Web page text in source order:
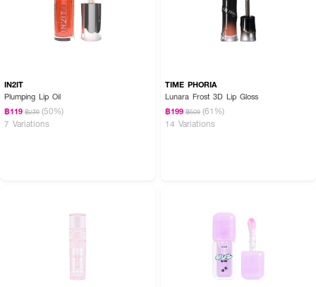
IN2IT
Plumping Lip Oil
฿119 ฿239 (50%)
7 Variations
TIME PHORIA
Lunara Frost 3D Lip Gloss
฿199 ฿509 (61%)
14 Variations